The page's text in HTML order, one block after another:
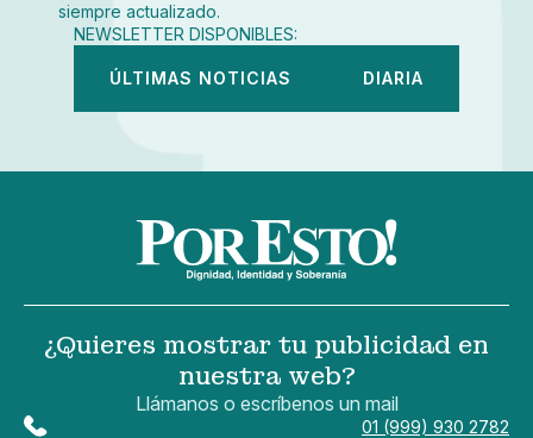
siempre actualizado.
NEWSLETTER DISPONIBLES:
ÚLTIMAS NOTICIAS DIARIA
¿Quieres mostrar tu publicidad en
nuestra web?
Llámanos o escríbenos un mail
01 (999) 930 2782